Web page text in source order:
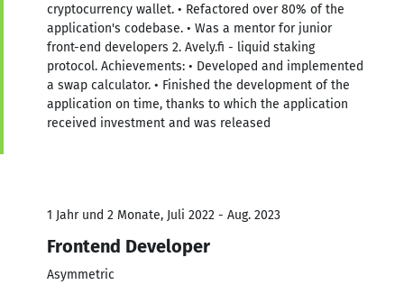
cryptocurrency wallet. • Refactored over 80% of the
application's codebase. • Was a mentor for junior
front-end developers 2. Avely.fi - liquid staking
protocol. Achievements: • Developed and implemented
a swap calculator. • Finished the development of the
application on time, thanks to which the application
received investment and was released
1 Jahr und 2 Monate, Juli 2022 - Aug. 2023
Frontend Developer
Asymmetric